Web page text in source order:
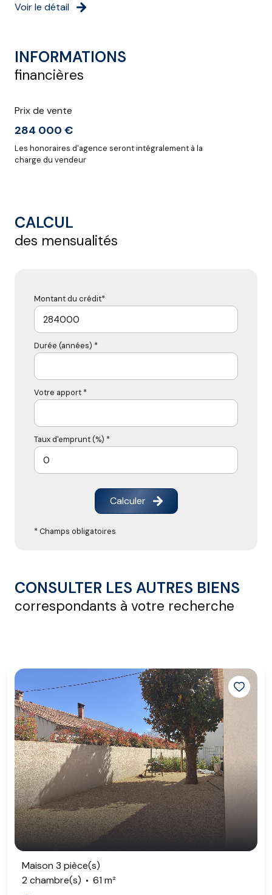
Voir le détail
INFORMATIONS
financières
Prix de vente
284 000 €
Les honoraires d'agence seront intégralement à la
charge du vendeur
CALCUL
des mensualités
Montant du crédit*
Durée (années) *
Votre apport *
Taux d'emprunt (%) *
Calculer
* Champs obligatoires
CONSULTER LES AUTRES BIENS
correspondants à votre recherche
Maison 3 pièce(s)
2 chambre(s)
61 m²